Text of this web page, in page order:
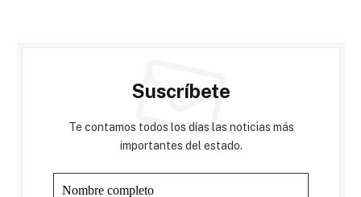
Suscríbete
Te contamos todos los días las noticias más
importantes del estado.